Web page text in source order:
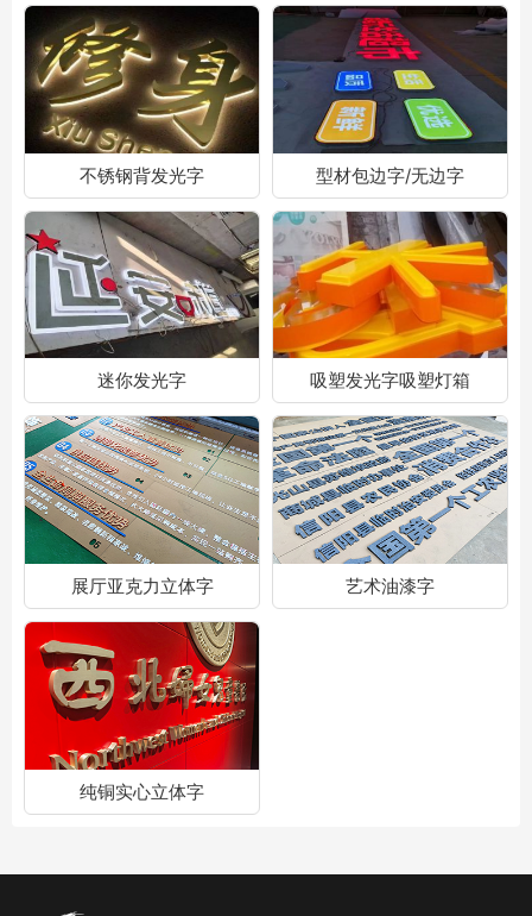
不锈钢背发光字 型材包边字/无边字
迷你发光字 吸塑发光字吸塑灯箱
展厅亚克力立体字 艺术油漆字
纯铜实心立体字